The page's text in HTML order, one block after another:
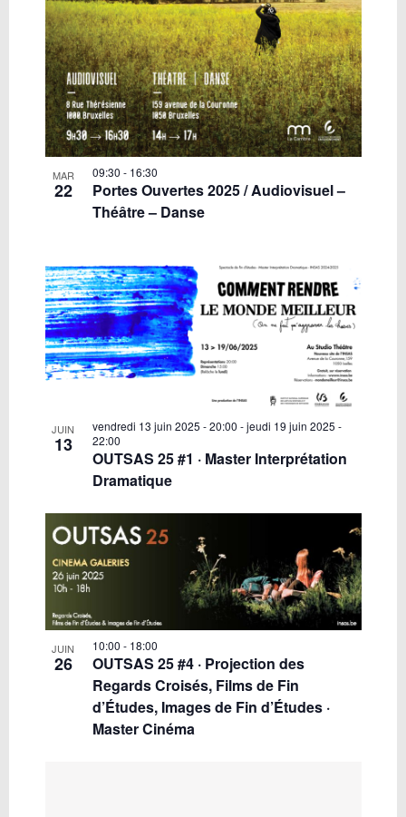
MAR
22
09:30 - 16:30
Portes Ouvertes 2025 / Audiovisuel –
Théâtre – Danse
JUIN
13
vendredi 13 juin 2025 - 20:00 -jeudi 19 juin 2025 -
22:00
OUTSAS 25 #1 · Master Interprétation
Dramatique
JUIN
26
10:00 - 18:00
OUTSAS 25 #4 · Projection des
Regards Croisés, Films de Fin
d’Études, Images de Fin d’Études ·
Master Cinéma